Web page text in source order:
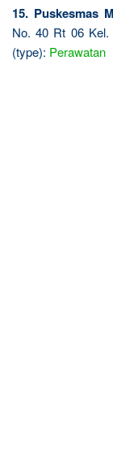
15. Puskesmas
No. 40 Rt 06
(type): Perawatan